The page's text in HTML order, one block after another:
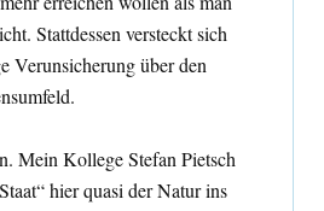
Stattdessen versteckt sich
Verunsicherung über den
Mein Kollege Stefan Pietsch
hier quasi der Natur ins